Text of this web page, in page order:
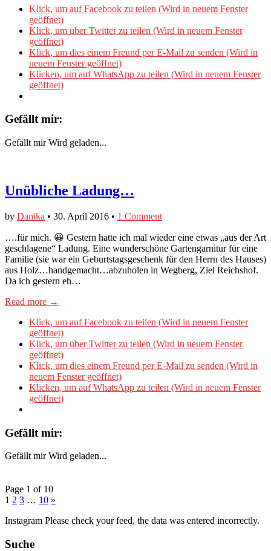
Klick, um auf Facebook zu teilen (Wird in neuem Fenster
geöffnet)
Klick, um über Twitter zu teilen (Wird in neuem Fenster
geöffnet)
Klick, um dies einem Freund per E-Mail zu senden (Wird in
neuem Fenster geöffnet)
Klicken, um auf WhatsApp zu teilen (Wird in neuem Fenster
geöffnet)
Gefällt mir:
Gefällt mir Wird geladen...
Unübliche Ladung…
by Danika • 30. April 2016 • 1 Comment
….für mich. 😀 Gestern hatte ich mal wieder eine etwas „aus der Art
geschlagene“ Ladung. Eine wunderschöne Gartengarnitur für eine
Familie (sie war ein Geburtstagsgeschenk für den Herrn des Hauses)
aus Holz…handgemacht…abzuholen in Wegberg, Ziel Reichshof.
Da ich gestern eh…
Read more →
Klick, um auf Facebook zu teilen (Wird in neuem Fenster
geöffnet)
Klick, um über Twitter zu teilen (Wird in neuem Fenster
geöffnet)
Klick, um dies einem Freund per E-Mail zu senden (Wird in
neuem Fenster geöffnet)
Klicken, um auf WhatsApp zu teilen (Wird in neuem Fenster
geöffnet)
Gefällt mir:
Gefällt mir Wird geladen...
Page 1 of 10
1 2 3 … 10 »
Instagram Please check your feed, the data was entered incorrectly.
Suche